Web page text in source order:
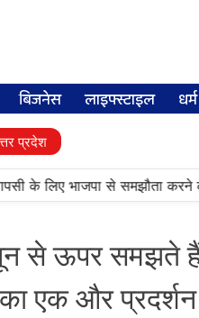
बिजनेस लाइफ्स्टाइल धर्म
प्रदेश
के लिए भाजपा से समझौता करने
से ऊपर समझते
एक और